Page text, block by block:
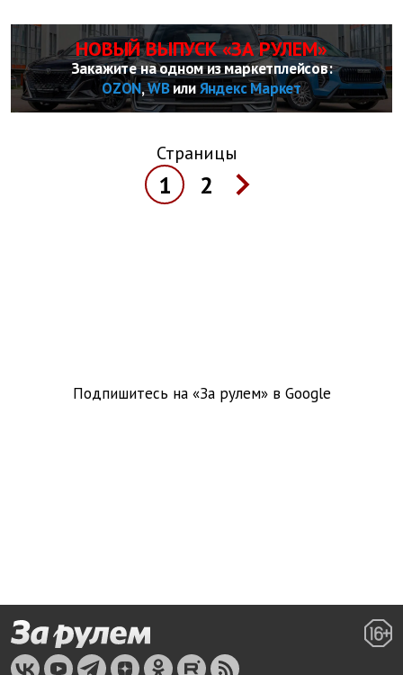
НОВЫЙ ВЫПУСК «ЗА РУЛЕМ»
Закажите на одном из маркетплейсов:
OZON,WBилиЯндекс Маркет
Страницы
1 2
Подпишитесь на «За рулем» в Google